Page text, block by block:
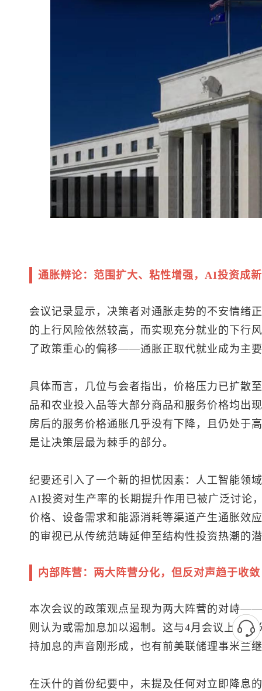
通胀辩论：范围扩大、粘性增强，AI投资成
会议记录显示，决策者对通胀走势的不安情绪
的上行风险依然较高，而实现充分就业的下行
了政策重心的偏移——通胀正取代就业成为主
具体而言，几位与会者指出，价格压力已扩散
品和农业投入品等大部分商品和服务价格均出
房后的服务价格通胀几乎没有下降，且仍处
是让决策层最为棘手的部分。
纪要还引入了一个新的担忧因素：人工智能领
AI投资对生产率的长期提升作用已被广泛讨论
价格、设备需求和能源消耗等渠道产生通胀效
的审视已从传统范畴延伸至结构性投资热潮的
内部阵营：两大阵营分化，但反对声趋于收敛
本次会议的政策观点呈现为两大阵营的对峙
则认为或需加息加以遏制。这与4月会议上更
持加息的声音刚形成，也有前美联储理事米兰
在沃什的首份纪要中，未提及任何对立即降息